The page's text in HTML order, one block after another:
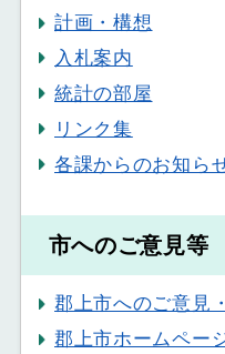
計画・構想
入札案内
統計の部屋
リンク集
各課からのお知ら
市へのご意見等
郡上市へのご意見
郡上市ホームペー